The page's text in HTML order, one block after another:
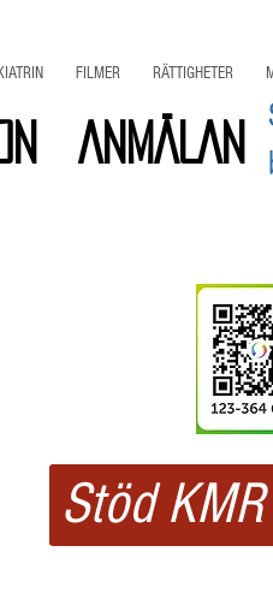
FILMER RÄTTIGHETER
ANMÄLAN
Stöd